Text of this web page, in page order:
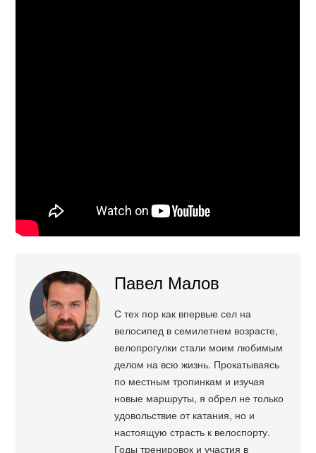
Павел Малов
С тех пор как впервые сел на
велосипед в семилетнем возрасте,
велопрогулки стали моим любимым
делом на всю жизнь. Прокатываясь
по местным тропинкам и изучая
новые маршруты, я обрел не только
удовольствие от катания, но и
настоящую страсть к велоспорту.
Годы тренировок и участия в